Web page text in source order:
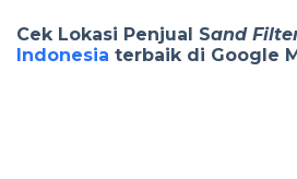
Cek Lokasi Penjual Sand
Indonesia terbaik di Google